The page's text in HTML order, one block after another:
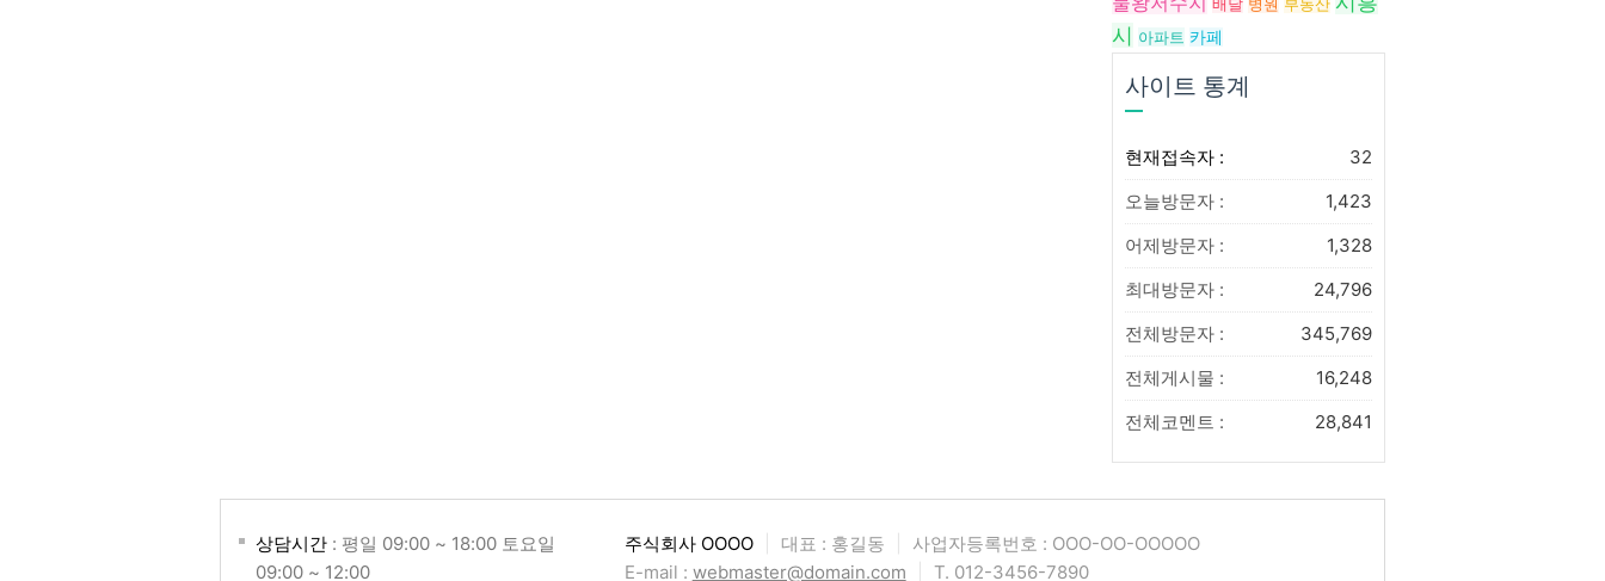
배달 병원 부동산
시 아파트 카페
사이트 통계
현재접속자 :
32
오늘방문자 :
1,423
어제방문자 :
1,328
최대방문자 :
24,796
전체방문자 :
345,769
전체게시물 :
16,248
전체코멘트 :
28,841
상담시간 : 평일 09:00 ~ 18:00 토요일
09:00 ~ 12:00
주식회사 OOOO 대표 : 홍길동
사업자등록번호 : OOO-OO-OOOOO
E-mail : webmaster@domain.com T. 012-3456-7890